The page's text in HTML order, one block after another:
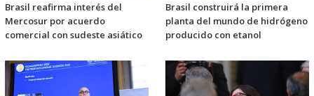
Brasil reafirma interés del
Mercosur por acuerdo
comercial con sudeste asiático
Brasil construirá la primera
planta del mundo de hidrógeno
producido con etanol